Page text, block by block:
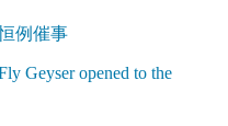
例催事
Geyser opened to the